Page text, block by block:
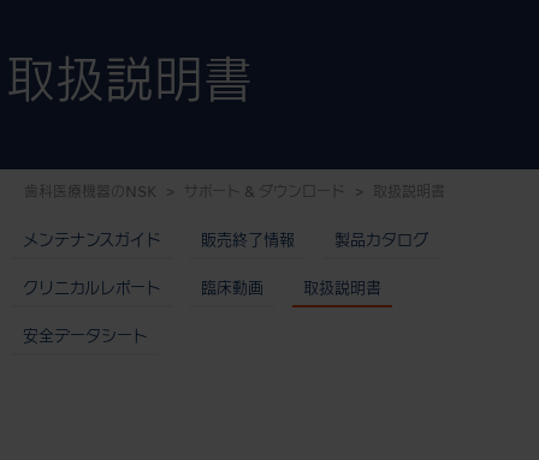
取扱説明書
歯科医療機器のNSK サポート & ダウンロード 取扱説明書
メンテナンスガイド 販売終了情報 製品カタログ
クリニカルレポート 臨床動画 取扱説明書
安全データシート